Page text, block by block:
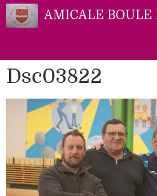
Accueil
Liens
Partenaires
Contact
Photos
Dsc03822